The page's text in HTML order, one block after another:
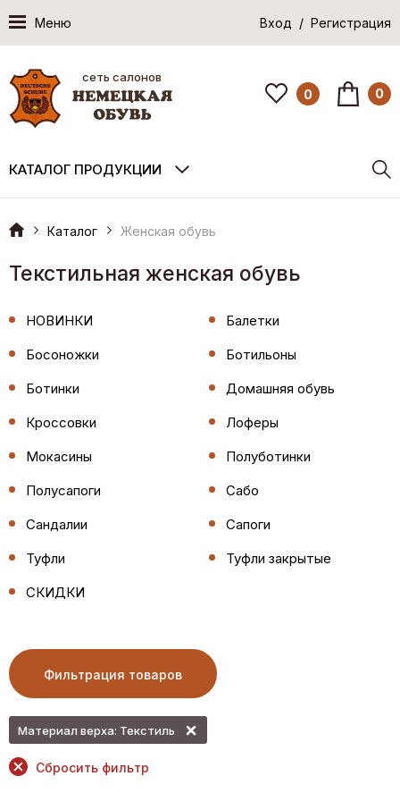
Меню Вход / Регистрация
сеть салонов
0 0
КАТАЛОГ ПРОДУКЦИИ
Каталог Женская обувь
Текстильная женская обувь
НОВИНКИ
Балетки
Босоножки
Ботильоны
Ботинки
Домашняя обувь
Кроссовки
Лоферы
Мокасины
Полуботинки
Полусапоги
Сабо
Сандалии
Сапоги
Туфли
Туфли закрытые
СКИДКИ
Фильтрация товаров
Материал верха: Текстиль
Сбросить фильтр